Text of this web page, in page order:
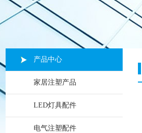
产品中心
家居注塑产品
LED灯具配件
电气注塑配件